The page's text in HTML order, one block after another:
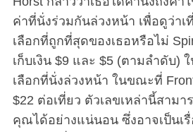
ค่าที่นั่งร่วมกันล่วงหน้า เพื่อดูว่าเ
เลือกที่ถูกที่สุดของเธอหรือไม่
เก็บเงิน $9 และ $5 (ตามลำดับ)
เลือกที่นั่งล่วงหน้า ในขณะที่
$22 ต่อเที่ยว ตัวเลขเหล่านี้สาม
คุณได้อย่างแน่นอน ซึ่งอาจเป็นเ